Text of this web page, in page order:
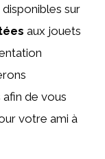
sur
aux jouets
de vous
votre ami à